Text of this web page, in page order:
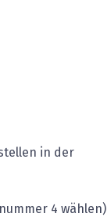
in der
4 wählen)